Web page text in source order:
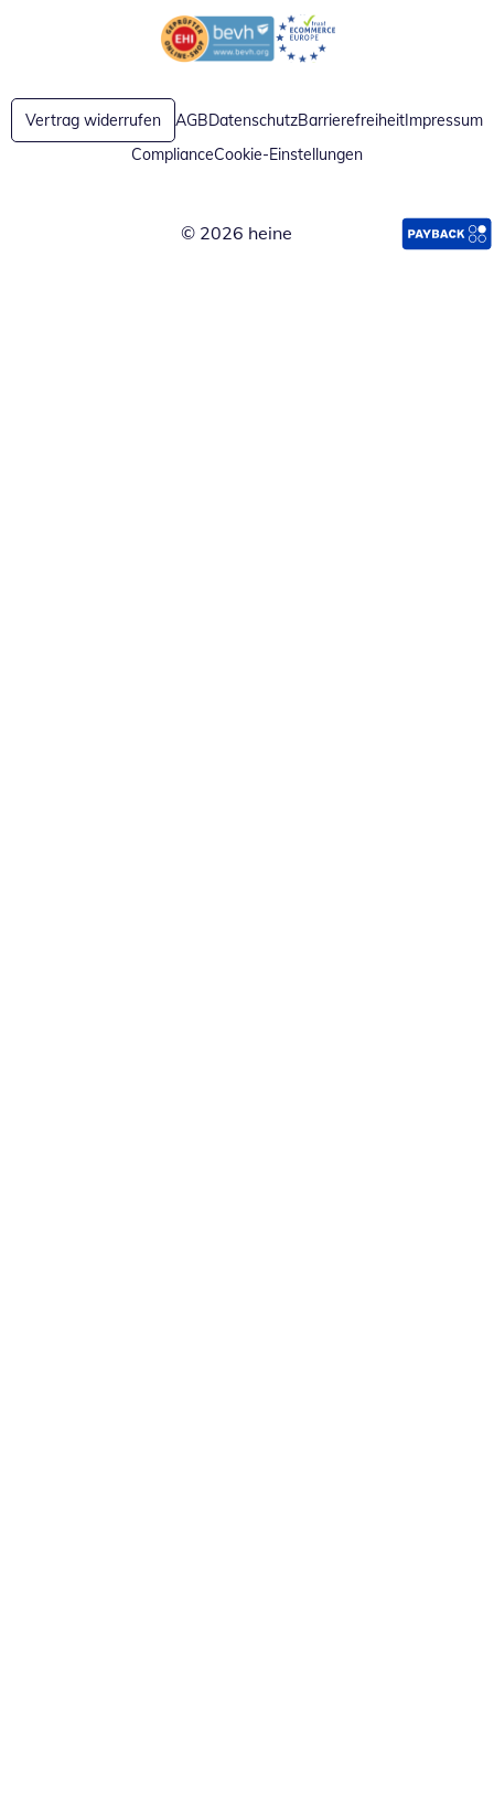
Öffnet in neuem FensterÖffnet in neuem Fenster
Vertrag widerrufen AGBDatenschutzBarrierefreiheitImpressum
ComplianceCookie-Einstellungen
© 2026 heine